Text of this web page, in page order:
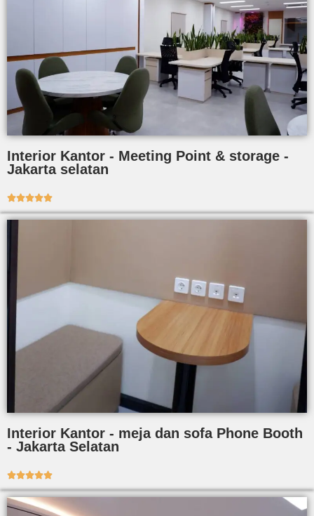
Interior Kantor - Meeting Point & storage -
Jakarta selatan

Interior Kantor - meja dan sofa Phone Booth
- Jakarta Selatan
